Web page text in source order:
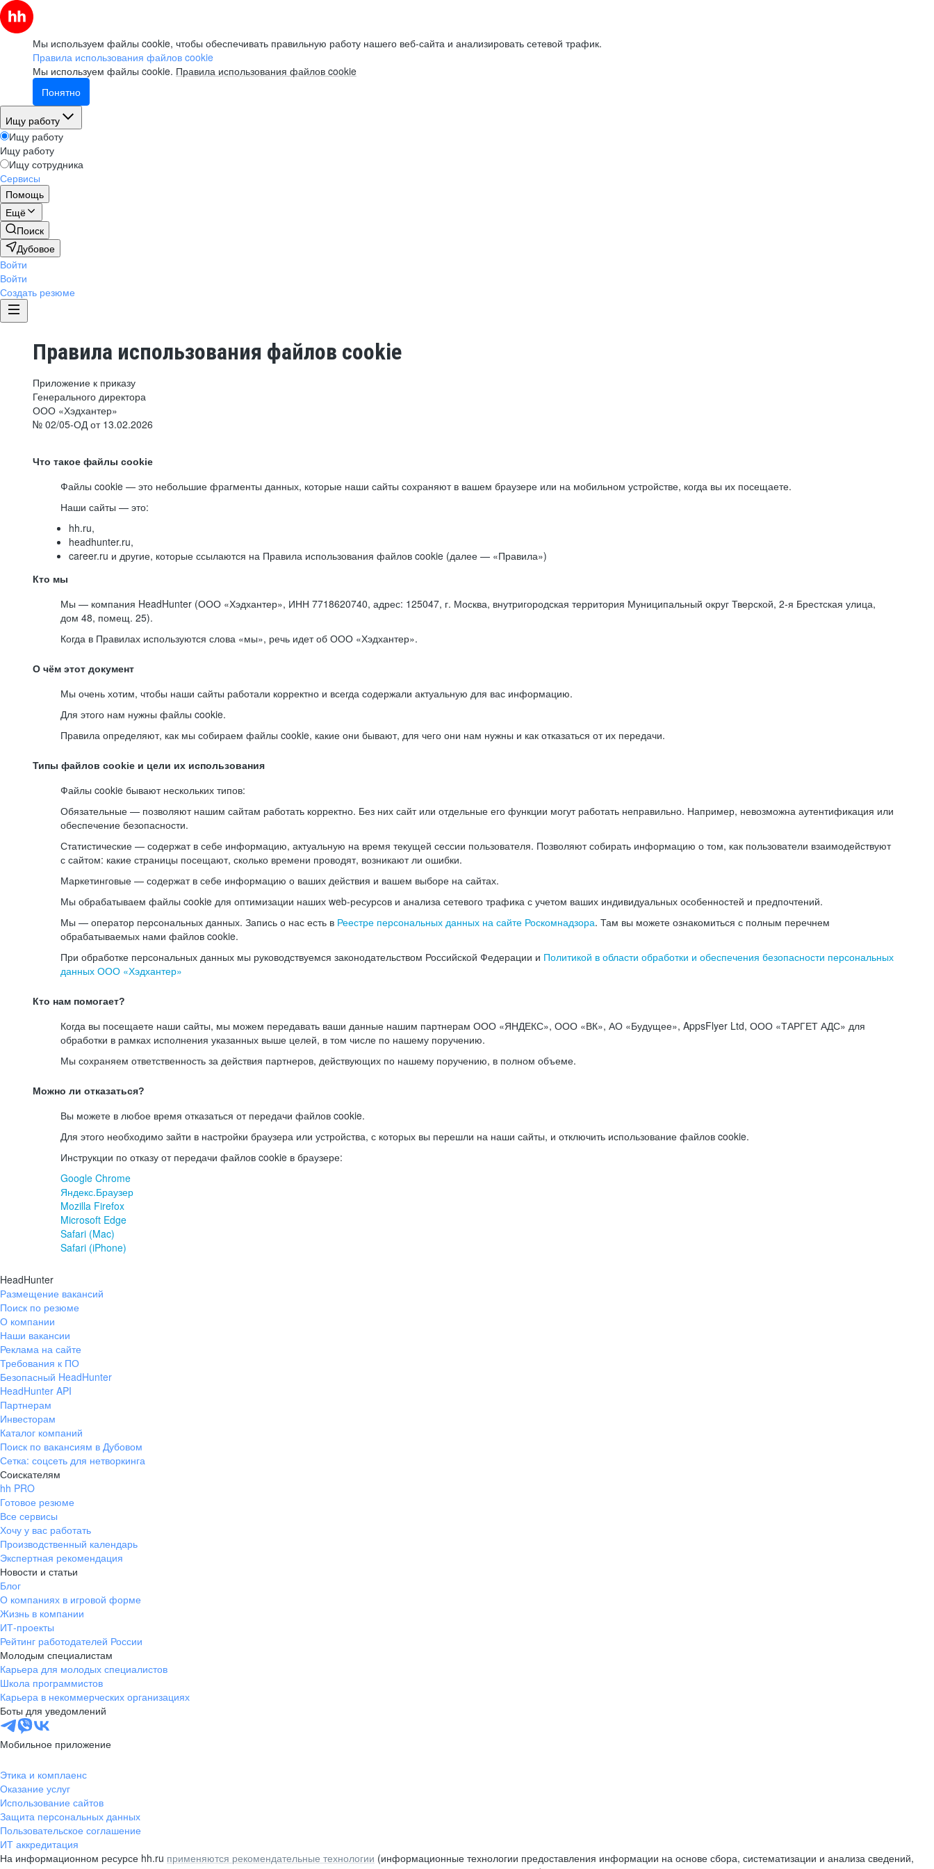
Мы используем файлы cookie, чтобы обеспечивать правильную работу нашего веб-сайта и анализировать сетевой трафик.
Правила использования файлов cookie
Мы используем файлы cookie. Правила использования файлов cookie
Понятно
Ищу работу
Ищу работу
Ищу работу
Ищу сотрудника
Сервисы
Помощь
Ещё
Поиск
Дубовое
Войти
Войти
Создать резюме
Правила использования файлов cookie
Приложение к приказу
Генерального директора
ООО «Хэдхантер»
№ 02/05-ОД от 13.02.2026
Что такое файлы cookie
Файлы cookie — это небольшие фрагменты данных, которые наши сайты сохраняют в вашем браузере или на мобильном устройстве, когда вы их посещаете.
Наши сайты — это:
hh.ru,
headhunter.ru,
career.ru и другие, которые ссылаются на Правила использования файлов cookie (далее — «Правила»)
Кто мы
Мы — компания HeadHunter (ООО «Хэдхантер», ИНН 7718620740, адрес: 125047, г. Москва, внутригородская территория Муниципальный округ Тверской, 2-я Брестская улица,
дом 48, помещ. 25).
Когда в Правилах используются слова «мы», речь идет об ООО «Хэдхантер».
О чём этот документ
Мы очень хотим, чтобы наши сайты работали корректно и всегда содержали актуальную для вас информацию.
Для этого нам нужны файлы cookie.
Правила определяют, как мы собираем файлы cookie, какие они бывают, для чего они нам нужны и как отказаться от их передачи.
Типы файлов cookie и цели их использования
Файлы cookie бывают нескольких типов:
Обязательные — позволяют нашим сайтам работать корректно. Без них сайт или отдельные его функции могут работать неправильно. Например, невозможна аутентификация или
обеспечение безопасности.
Статистические — содержат в себе информацию, актуальную на время текущей сессии пользователя. Позволяют собирать информацию о том, как пользователи взаимодействуют
с сайтом: какие страницы посещают, сколько времени проводят, возникают ли ошибки.
Маркетинговые — содержат в себе информацию о ваших действия и вашем выборе на сайтах.
Мы обрабатываем файлы cookie для оптимизации наших web-ресурсов и анализа сетевого трафика с учетом ваших индивидуальных особенностей и предпочтений.
Мы — оператор персональных данных. Запись о нас есть в Реестре персональных данных на сайте Роскомнадзора. Там вы можете ознакомиться с полным перечнем
обрабатываемых нами файлов cookie.
При обработке персональных данных мы руководствуемся законодательством Российской Федерации и Политикой в области обработки и обеспечения безопасности персональных
данных ООО «Хэдхантер»
Кто нам помогает?
Когда вы посещаете наши сайты, мы можем передавать ваши данные нашим партнерам ООО «ЯНДЕКС», ООО «ВК», АО «Будущее», AppsFlyer Ltd, ООО «ТАРГЕТ АДС» для
обработки в рамках исполнения указанных выше целей, в том числе по нашему поручению.
Мы сохраняем ответственность за действия партнеров, действующих по нашему поручению, в полном объеме.
Можно ли отказаться?
Вы можете в любое время отказаться от передачи файлов cookie.
Для этого необходимо зайти в настройки браузера или устройства, с которых вы перешли на наши сайты, и отключить использование файлов cookie.
Инструкции по отказу от передачи файлов cookie в браузере:
Google Chrome
Яндекс.Браузер
Mozilla Firefox
Microsoft Edge
Safari (Mac)
Safari (iPhone)
HeadHunter
Размещение вакансий
Поиск по резюме
О компании
Наши вакансии
Реклама на сайте
Требования к ПО
Безопасный HeadHunter
HeadHunter API
Партнерам
Инвесторам
Каталог компаний
Поиск по вакансиям в Дубовом
Сетка: соцсеть для нетворкинга
Соискателям
hh PRO
Готовое резюме
Все сервисы
Хочу у вас работать
Производственный календарь
Экспертная рекомендация
Новости и статьи
Блог
О компаниях в игровой форме
Жизнь в компании
ИТ-проекты
Рейтинг работодателей России
Молодым специалистам
Карьера для молодых специалистов
Школа программистов
Карьера в некоммерческих организациях
Боты для уведомлений
Мобильное приложение
Этика и комплаенс
Оказание услуг
Использование сайтов
Защита персональных данных
Пользовательское соглашение
ИТ аккредитация
На информационном ресурсе hh.ru применяются рекомендательные технологии (информационные технологии предоставления информации на основе сбора, систематизации и анализа сведений,